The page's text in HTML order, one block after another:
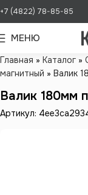
+7 (4822) 78-85-85
МЕНЮ
Главная » Каталог »
магнитный » Валик
Валик 180мм
Артикул: